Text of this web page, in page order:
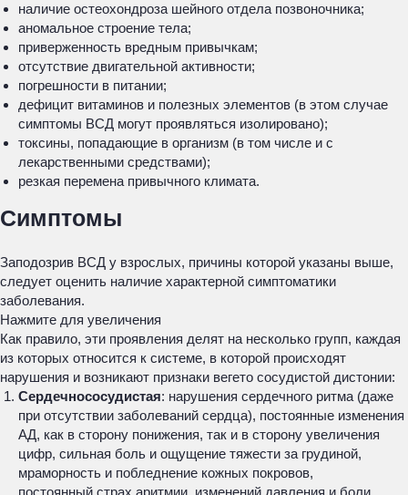
наличие остеохондроза шейного отдела позвоночника;
аномальное строение тела;
приверженность вредным привычкам;
отсутствие двигательной активности;
погрешности в питании;
дефицит витаминов и полезных элементов (в этом случае
симптомы ВСД могут проявляться изолировано);
токсины, попадающие в организм (в том числе и с
лекарственными средствами);
резкая перемена привычного климата.
Симптомы
Заподозрив ВСД у взрослых, причины которой указаны выше,
следует оценить наличие характерной симптоматики
заболевания.
Нажмите для увеличения
Как правило, эти проявления делят на несколько групп, каждая
из которых относится к системе, в которой происходят
нарушения и возникают признаки вегето сосудистой дистонии:
Сердечнососудистая: нарушения сердечного ритма (даже
при отсутствии заболеваний сердца), постоянные изменения
АД, как в сторону понижения, так и в сторону увеличения
цифр, сильная боль и ощущение тяжести за грудиной,
мраморность и побледнение кожных покровов,
постоянный страх аритмии, изменений давления и боли.